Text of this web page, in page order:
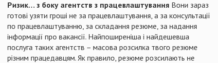
Ризик… з боку агентств з працевлаштування Вони зараз
готові узяти гроші не за працевлаштування, а за консультації
по працевлаштуванню, за складання резюме, за надання
інформації про вакансії. Найпоширеніша і найдешевша
послуга таких агентств – масова розсилка твого резюме
різним працедавцям. Як правило, резюме розсилають не